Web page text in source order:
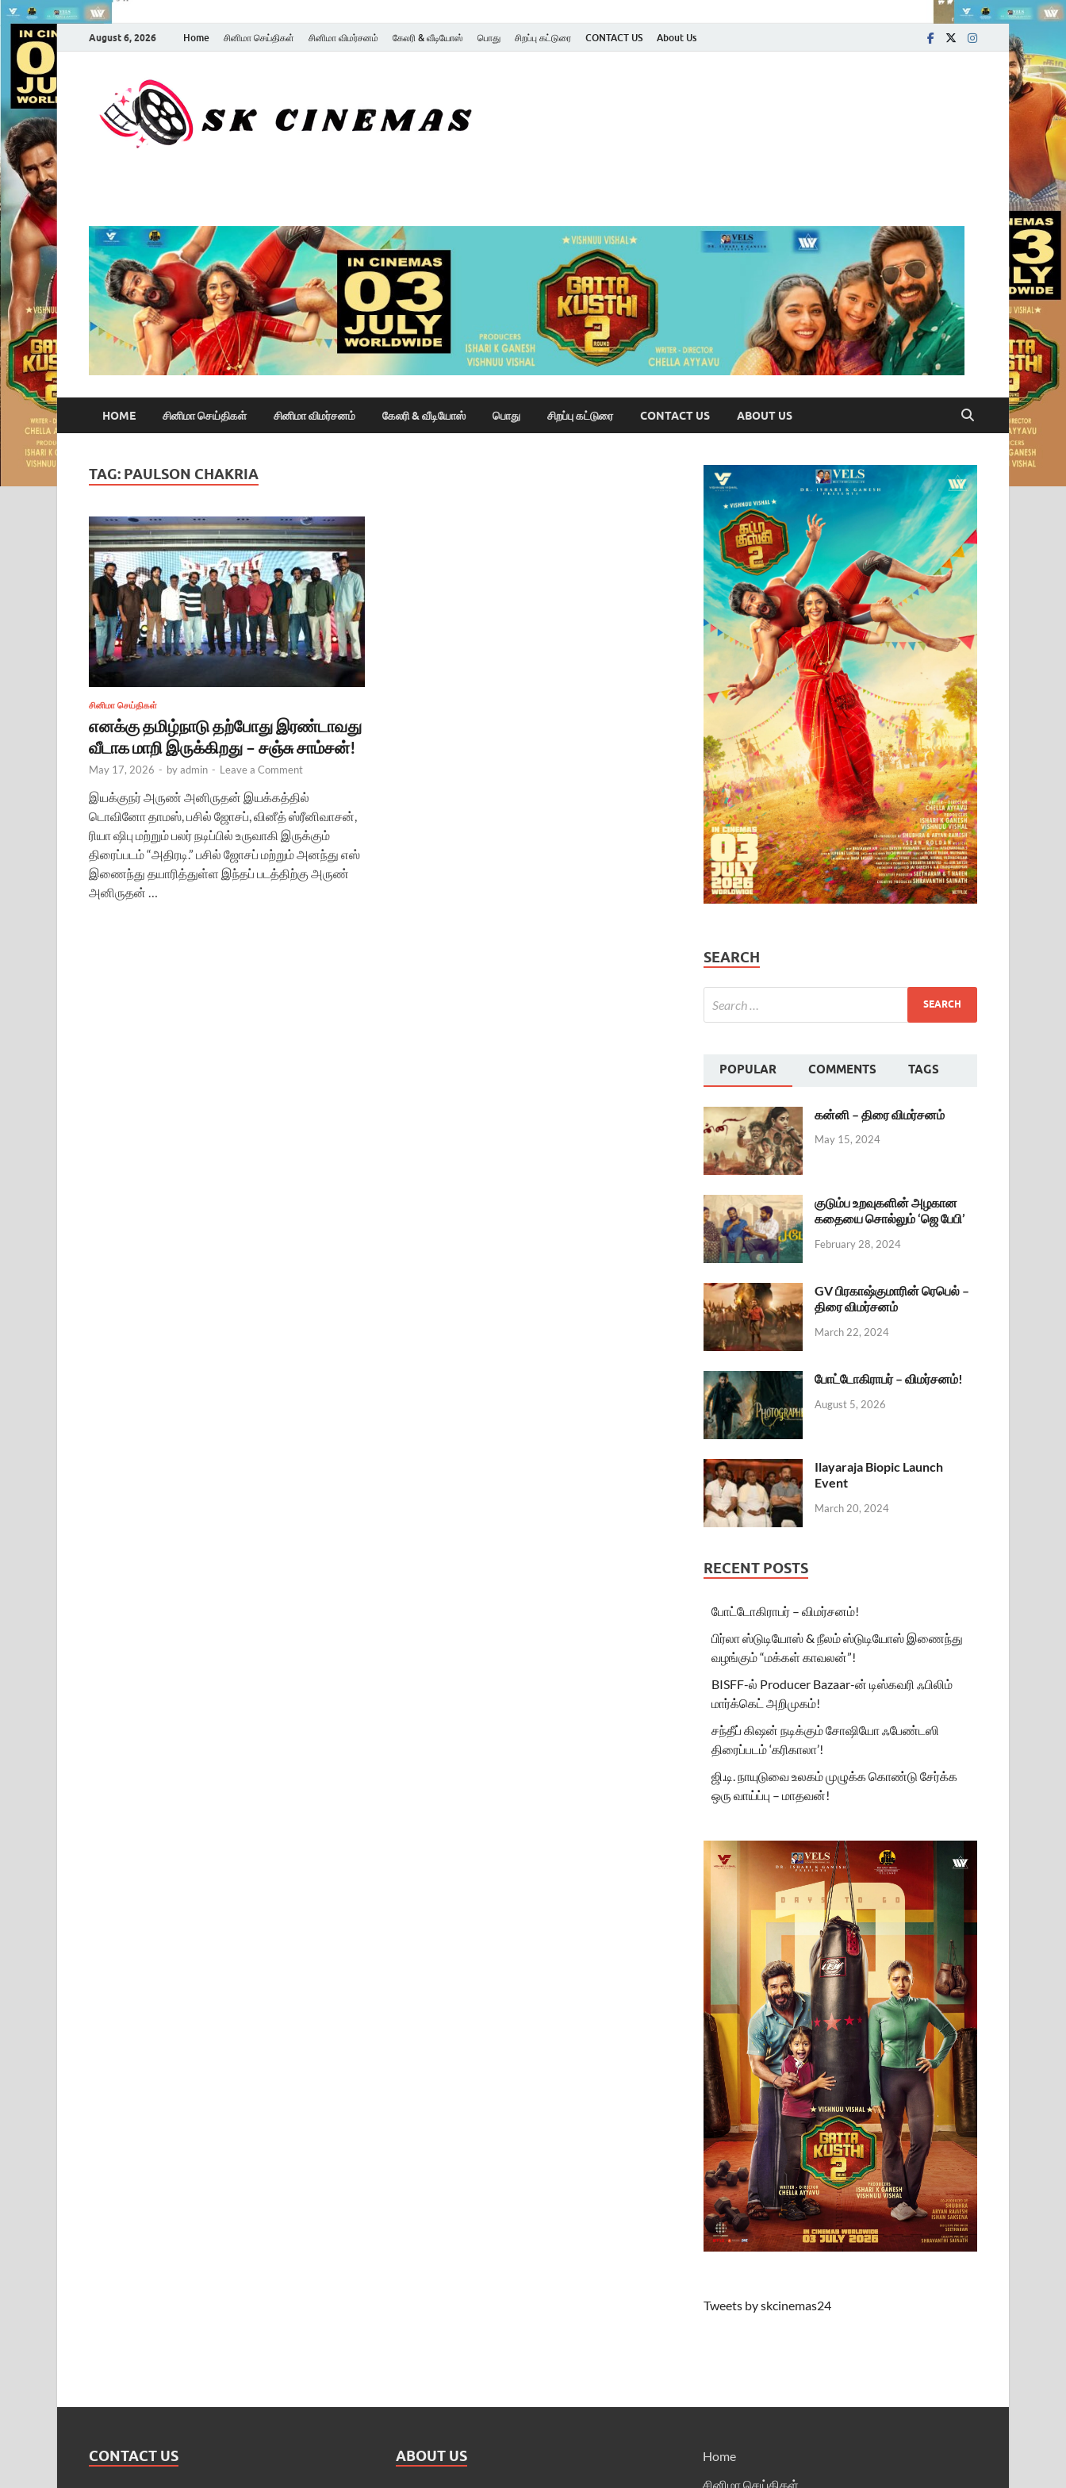
August 6, 2026 Home சினிமா செய்திகள் சினிமா விமர்சனம் கேலரி & வீடியோஸ் பொது சிறப்பு கட்டுரை CONTACT US About Us
HOME சினிமா செய்திகள் சினிமா விமர்சனம் கேலரி & வீடியோஸ் பொது சிறப்பு கட்டுரை CONTACT US ABOUT US
TAG: PAULSON CHAKRIA
சினிமா செய்திகள்
எனக்கு தமிழ்நாடு தற்போது இரண்டாவது
வீடாக மாறி இருக்கிறது – சஞ்சு சாம்சன்!
May 17, 2026 - byadmin - Leave a Comment
இயக்குநர் அருண் அனிருதன் இயக்கத்தில்
டொவினோ தாமஸ், பசில் ஜோசப், வினீத் ஸ்ரீனிவாசன்,
ரியா ஷிபு மற்றும் பலர் நடிப்பில் உருவாகி இருக்கும்
திரைப்படம் “அதிரடி.” பசில் ஜோசப் மற்றும் அனந்து எஸ்
இணைந்து தயாரித்துள்ள இந்தப் படத்திற்கு அருண்
அனிருதன் …
SEARCH
POPULAR COMMENTS TAGS
கன்னி – திரை விமர்சனம்
May 15, 2024
குடும்ப உறவுகளின் அழகான
கதையை சொல்லும் ‘ஜெ பேபி’
February 28, 2024
GV பிரகாஷ்குமாரின் ரெபெல் –
திரை விமர்சனம்
March 22, 2024
போட்டோகிராபர் – விமர்சனம்!
August 5, 2026
Ilayaraja Biopic Launch
Event
March 20, 2024
RECENT POSTS
போட்டோகிராபர் – விமர்சனம்!
பிர்லா ஸ்டுடியோஸ் & நீலம் ஸ்டுடியோஸ் இணைந்து
வழங்கும் “மக்கள் காவலன்”!
BISFF-ல் Producer Bazaar-ன் டிஸ்கவரி ஃபிலிம்
மார்க்கெட் அறிமுகம்!
சந்தீப் கிஷன் நடிக்கும் சோஷியோ ஃபேண்டஸி
திரைப்படம் ‘கரிகாலா’!
ஜி.டி. நாயுடுவை உலகம் முழுக்க கொண்டு சேர்க்க
ஒரு வாய்ப்பு – மாதவன்!
Tweets by skcinemas24
CONTACT US ABOUT US
Home
சினிமா செய்திகள்